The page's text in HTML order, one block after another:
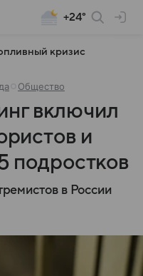
+24°
кризис
Общество
включил
и
подростков
в России